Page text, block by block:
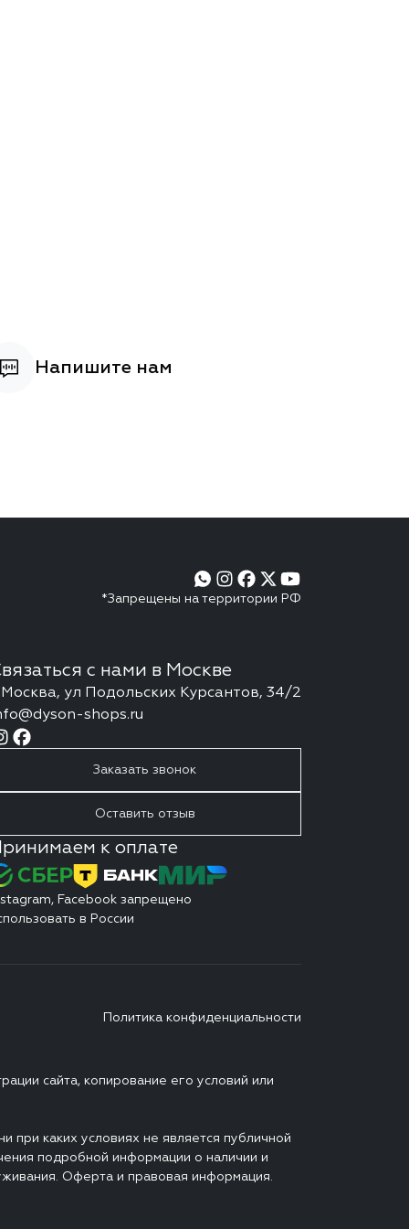
Напишите нам
*Запрещены на территории РФ
с нами в Москве
Москва, ул Подольских Курсантов, 34/2
shops.ru
Заказать звонок
Оставить отзыв
к оплате
Facebook запрещено
в России
Политика конфиденциальности
сайта, копирование его условий или
при каких условиях не является публичной
подробной информации о наличии и
Оферта и правовая информация.